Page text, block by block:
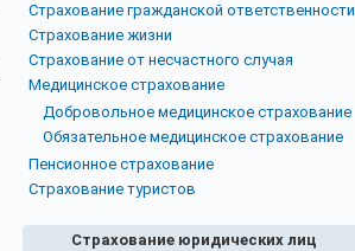
Страхование гражданской ответственности
Страхование жизни
Страхование от несчастного случая
Медицинское страхование
Добровольное медицинское страхование
Обязательное медицинское страхование
Пенсионное страхование
Страхование туристов
Страхование юридических лиц